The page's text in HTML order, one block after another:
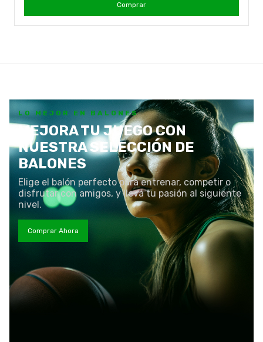
Comprar
LO MEJOR EN BALONES
MEJORA TU JUEGO CON
NUESTRA SELECCIÓN DE
BALONES
Elige el balón perfecto para entrenar, competir o
disfrutar con amigos, y lleva tu pasión al siguiente
nivel.
Comprar Ahora